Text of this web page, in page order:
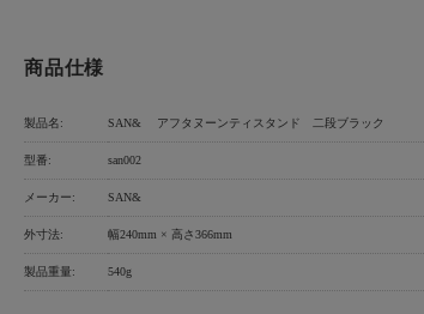
商品仕様
製品名: SAN& アフタヌーンティスタンド 二段ブラック
型番: san002
メーカー: SAN&
外寸法: 幅240mm × 高さ366mm
製品重量: 540g